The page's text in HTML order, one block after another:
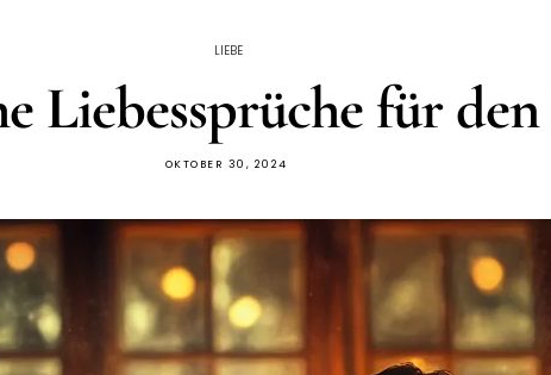
LIEBE
Liebessprüche für
OKTOBER 30, 2024